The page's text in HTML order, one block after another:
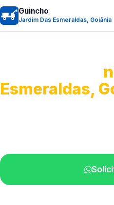
Guincho
Jardim Das Esmeraldas, Goiânia
Esmeraldas,